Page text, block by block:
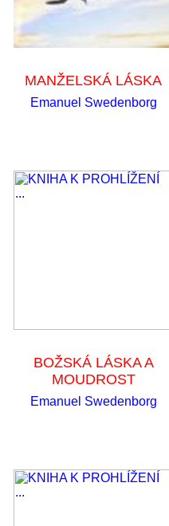
MANŽELSKÁ LÁSKA
Emanuel Swedenborg
BOŽSKÁ LÁSKA A
MOUDROST
Emanuel Swedenborg